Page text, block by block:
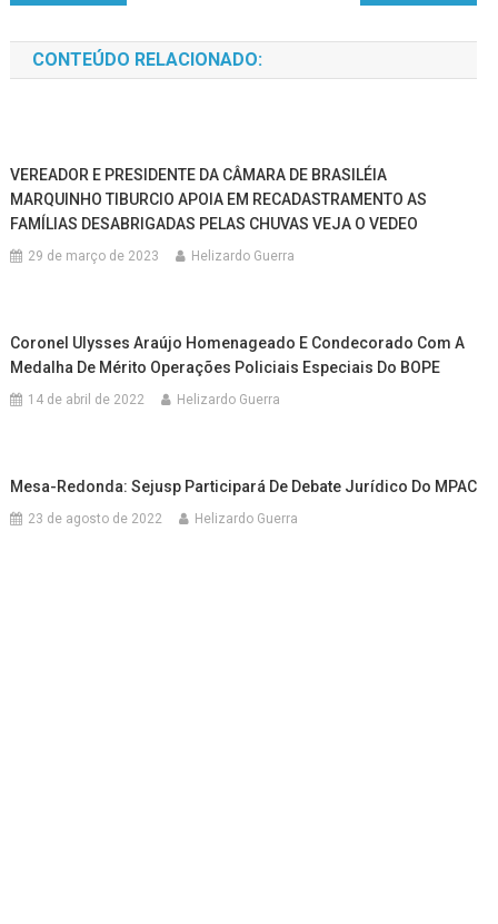
CONTEÚDO RELACIONADO:
VEREADOR E PRESIDENTE DA CÂMARA DE BRASILÉIA
MARQUINHO TIBURCIO APOIA EM RECADASTRAMENTO AS
FAMÍLIAS DESABRIGADAS PELAS CHUVAS VEJA O VEDEO
29 de março de 2023 Helizardo Guerra
Coronel Ulysses Araújo Homenageado E Condecorado Com A
Medalha De Mérito Operações Policiais Especiais Do BOPE
14 de abril de 2022 Helizardo Guerra
Mesa-Redonda: Sejusp Participará De Debate Jurídico Do MPAC
23 de agosto de 2022 Helizardo Guerra